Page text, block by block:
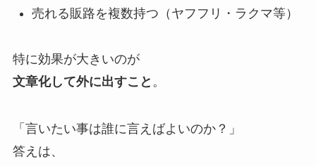
売れる販路を複数持つ（ヤフフリ・ラクマ等）
特に効果が大きいのが
文章化して外に出すこと 。
「言いたい事は誰に言えばよいのか？」
答えは、